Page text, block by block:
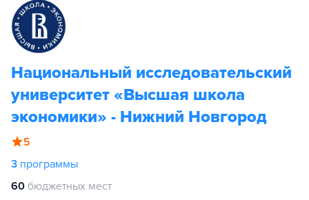
Национальный исследовательский
университет «Высшая школа
экономики» - Нижний Новгород
5
3 программы
60 бюджетных мест